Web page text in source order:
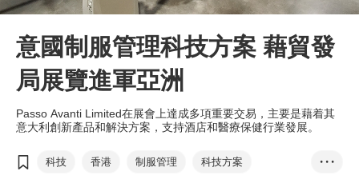
意國制服管理科技方案 藉貿發
局展覽進軍亞洲
Passo Avanti Limited在展會上達成多項重要交易，主要是藉着其
意大利創新產品和解決方案，支持酒店和醫療保健行業發展。
科技 香港 制服管理
科技方案
• • •